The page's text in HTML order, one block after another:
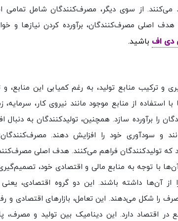
از سوی دیگر، مصرف‌کنندگان شامل تمامی
اصلی مصرف‌کنندگان، برآورده کردن نیازها و
دی اف باشید.
و ترکیب منابع تولید، به رغم کمیابی این منابع،
از منابع موجود مانند نیروی کار، سرمایه،
را برآورده سازد. همچنین، تولیدکنندگان به دنبال
و سودآوری خود را افزایش دهند.
تولیدکنندگان فراهم می‌کنند. هدف اصلی
با توجه به منابع مالی و اقتصادی خود،
از آن‌ها داشته باشند. این دو گروه اقتصادی، یعنی
را شکل می‌دهند. این تعامل، بازارهای اقتصادی و
دارد. این دینامیک بین تولید و مصرف،